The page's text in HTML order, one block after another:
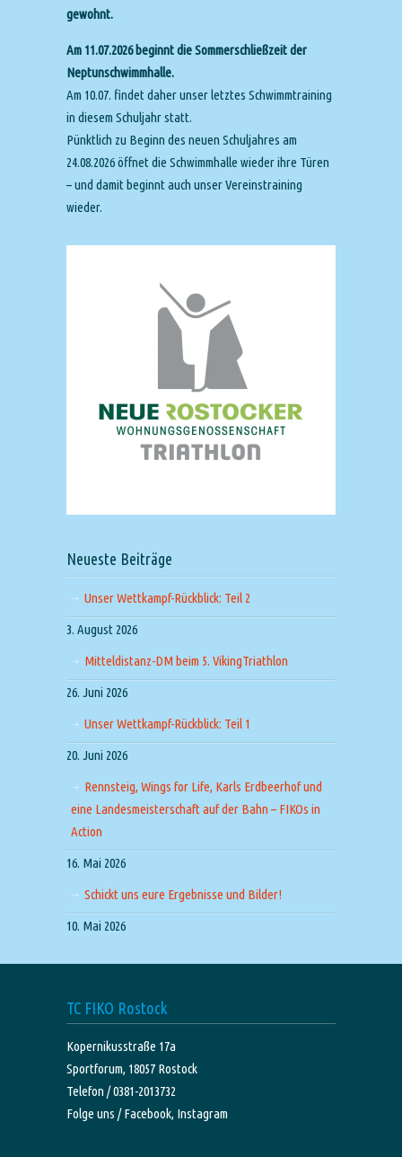
gewohnt.
Am 11.07.2026 beginnt die Sommerschließzeit der
Neptunschwimmhalle.
Am 10.07. findet daher unser letztes Schwimmtraining
in diesem Schuljahr statt.
Pünktlich zu Beginn des neuen Schuljahres am
24.08.2026 öffnet die Schwimmhalle wieder ihre Türen
– und damit beginnt auch unser Vereinstraining
wieder.
Neueste Beiträge
Unser Wettkampf-Rückblick: Teil 2
3. August 2026
Mitteldistanz-DM beim 5. VikingTriathlon
26. Juni 2026
Unser Wettkampf-Rückblick: Teil 1
20. Juni 2026
Rennsteig, Wings for Life, Karls Erdbeerhof und
eine Landesmeisterschaft auf der Bahn – FIKOs in
Action
16. Mai 2026
Schickt uns eure Ergebnisse und Bilder!
10. Mai 2026
TC FIKO Rostock
Kopernikusstraße 17a
Sportforum, 18057 Rostock
Telefon / 0381-2013732
Folge uns /Facebook, Instagram